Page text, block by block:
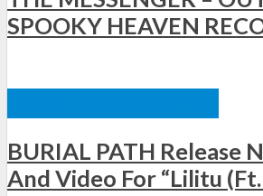
SPOOKY HEAVEN
BURIAL PATH Release
And Video For “Lilitu